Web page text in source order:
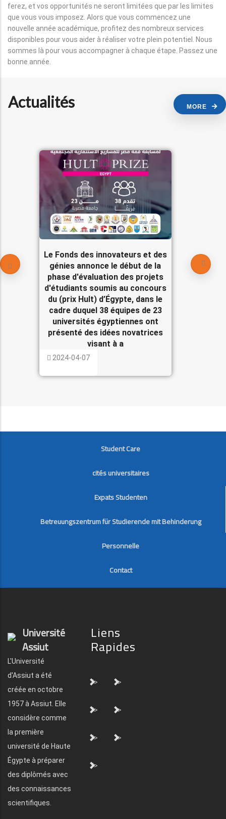
ferez, et vos opportunités ne seront limitées que par les limites
que vous vous imposez. Alors que vous commencez une
nouvelle année académique, profitez des nombreux services
disponibles pour vous aider à réaliser votre plein potentiel. Nous
sommes là pour vous accompagner à chaque étape. Passez une
bonne année.
Actualités MORE
Le Fonds des innovateurs et des
génies annonce le début de la
phase d'évaluation des projets
d'étudiants soumis au concours
du (prix Hult) d’Égypte, dans le
cadre duquel 38 équipes de 23
universités égyptiennes ont
présenté des idées novatrices
visant à a
2024-04-07
FOOTER
Student Care
cités universitaires
Expats Studenten
Betreuungszentrum für Studierende mit Behinderung
Personnelle
Contact
Université
Assiut
L'Université
d'Assiut a été
créée en octobre
1957 à Assiut. Elle
considère comme
la première
université de Haute
Égypte à préparer
des diplômés avec
des connaissances
scientifiques.
Liens
Rapides
"> ">
"> ">
"> ">
">